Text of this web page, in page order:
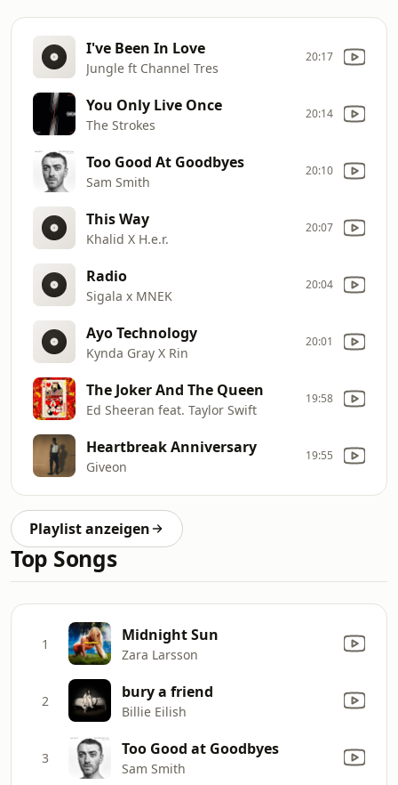
I've Been In Love
Jungle ft Channel Tres
20:17
You Only Live Once
The Strokes
20:14
Too Good At Goodbyes
Sam Smith
20:10
This Way
Khalid X H.e.r.
20:07
Radio
Sigala x MNEK
20:04
Ayo Technology
Kynda Gray X Rin
20:01
The Joker And The Queen
Ed Sheeran feat. Taylor Swift
19:58
Heartbreak Anniversary
Giveon
19:55
Playlist anzeigen
Top Songs
1 Midnight Sun
Zara Larsson
2 bury a friend
Billie Eilish
3 Too Good at Goodbyes
Sam Smith